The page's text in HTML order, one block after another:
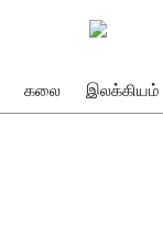
கலை இலக்கியம்